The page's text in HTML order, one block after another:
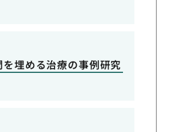
埋める治療の事例研究